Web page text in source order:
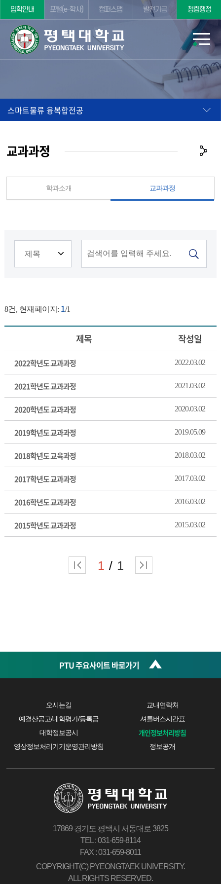
입학안내 포털(e-학사) 캠퍼스맵 발전기금 청렴행정
스마트물류 융복합전공
교과과정
학과소개 교과과정
8건, 현재페이지: 1/1
제목 작성일
2022학년도 교과과정 2022.03.02
2021학년도 교과과정 2021.03.02
2020학년도 교과과정 2020.03.02
2019학년도 교과과정 2019.05.09
2018학년도 교육과정 2018.03.02
2017학년도 교과과정 2017.03.02
2016학년도 교과과정 2016.03.02
2015학년도 교과과정 2015.03.02
1 1
PTU 주요사이트 바로가기
오시는길
교내연락처
예결산공고/대학평가/등록금
셔틀버스시간표
대학정보공시
개인정보처리방침
영상정보처리기기운영관리방침 정보공개
17869 경기도 평택시 서동대로 3825
TEL : 031-659-8114
FAX : 031-659-8011
COPYRIGHT(C) PYEONGTAEK UNIVERSITY.
ALL RIGHTS RESERVED.